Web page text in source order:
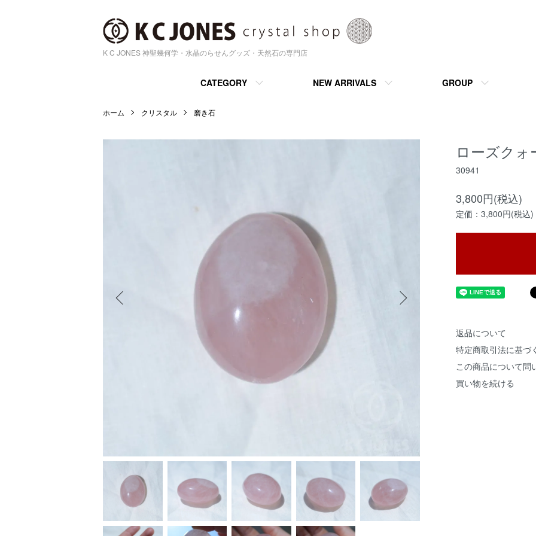
K C JONES 神聖幾何学・水晶のらせんグッズ・天然石の専門店
CATEGORY NEW ARRIVALS GROUP
ホーム クリスタル 磨き石
ローズク
30941
3,800円(税込)
定価：3,800円(税込)
返品について
特定商取引法に基づ
この商品について問
買い物を続ける